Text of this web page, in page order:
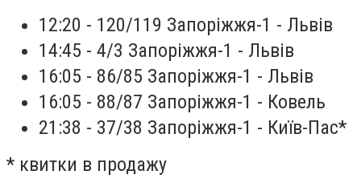
12:20 - 120/119 Запоріжжя-1 - Львів
14:45 - 4/3 Запоріжжя-1 - Львів
16:05 - 86/85 Запоріжжя-1 - Львів
16:05 - 88/87 Запоріжжя-1 - Ковель
21:38 - 37/38 Запоріжжя-1 - Київ-Пас*
* квитки в продажу